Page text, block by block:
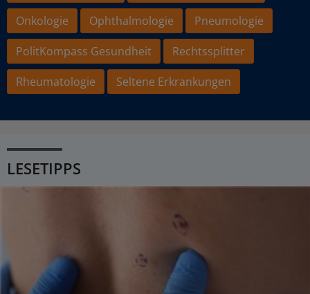
Onkologie
Ophthalmologie
Pneumologie
PolitKompass Gesundheit
Rechtssplitter
Rheumatologie
Seltene Erkrankungen
LESETIPPS